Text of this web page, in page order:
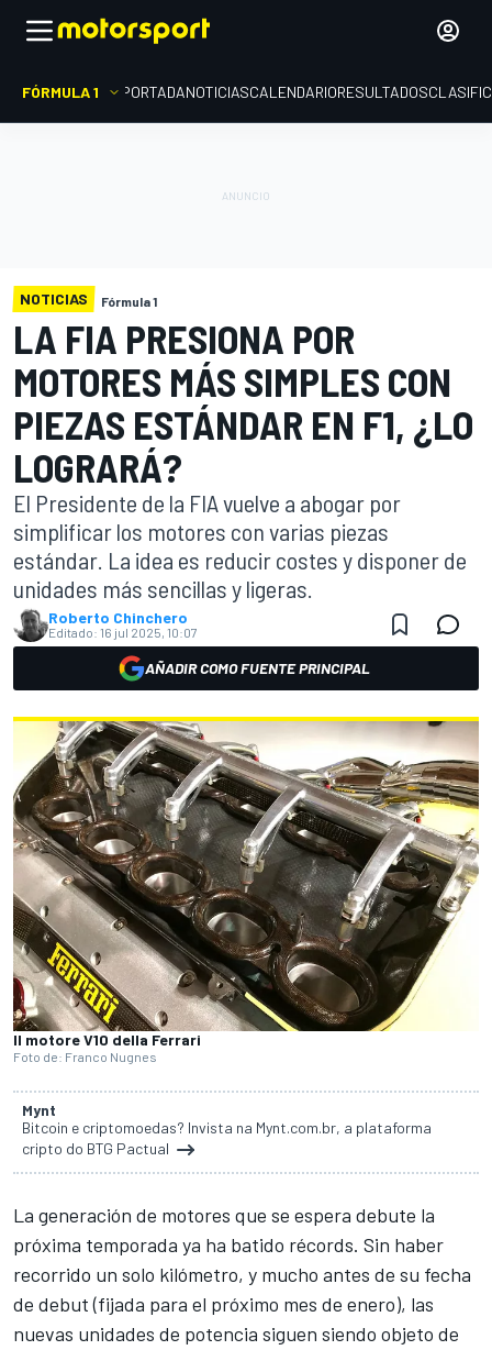
FÓRMULA 1 PORTADANOTICIASCALENDARIORESULTADOS
NOTICIAS Fórmula 1
LA FIA PRESIONA POR
MOTORES MÁS SIMPLES CON
PIEZAS ESTÁNDAR EN F1, ¿LO
LOGRARÁ?
El Presidente de la FIA vuelve a abogar por
simplificar los motores con varias piezas
estándar. La idea es reducir costes y disponer de
unidades más sencillas y ligeras.
Roberto Chinchero
Editado: 16 jul 2025, 10:07
AÑADIR COMO FUENTE PRINCIPAL
Il motore V10 della Ferrari
Foto de: Franco Nugnes
Mynt
Bitcoin e criptomoedas? Invista na Mynt.com.br, a plataforma
cripto do BTG Pactual
La generación de motores que se espera debute la
próxima temporada ya ha batido récords. Sin haber
recorrido un solo kilómetro, y mucho antes de su fecha
de debut (fijada para el próximo mes de enero), las
nuevas unidades de potencia siguen siendo objeto de